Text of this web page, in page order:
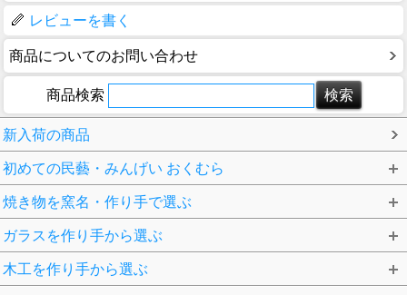
レビューを書く
商品についてのお問い合わせ
商品検索
新入荷の商品
初めての民藝・みんげい おくむら
焼き物を窯名・作り手で選ぶ
ガラスを作り手から選ぶ
木工を作り手から選ぶ